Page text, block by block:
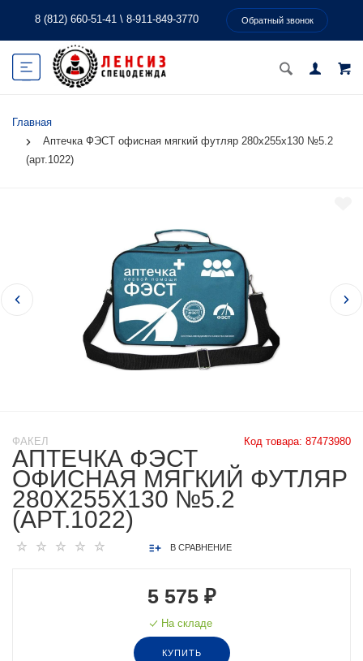
8 (812) 660-51-41 \ 8-911-849-3770 Обратный звонок
Главная
Аптечка ФЭСТ офисная мягкий футляр 280x255x130 №5.2
(арт.1022)
Код товара: 87473980
ФАКЕЛ
АПТЕЧКА ФЭСТ
ОФИСНАЯ МЯГКИЙ ФУТЛЯР
280X255X130 №5.2
(АРТ.1022)
В СРАВНЕНИЕ
5 575 ₽
На складе
КУПИТЬ